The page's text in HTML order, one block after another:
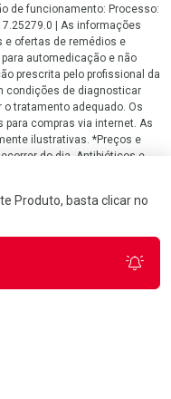
Produto, basta clicar no
de funcionamento: Processo:
| As informações
e ofertas de remédios e
automedicação e não
prescrita pelo profissional da
condições de diagnosticar
o tratamento adequado. Os
compras via internet. As
ilustrativas. *Preços e
do dia. Antibióticos e
ou televendas. Portaria nº
de funcionamento Central
4404 ou 0800 282 10 10 de